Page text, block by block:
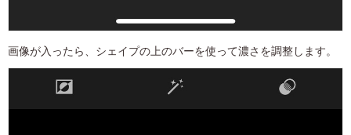
画像が入ったら、シェイプの上のバーを使って濃さを調整します。